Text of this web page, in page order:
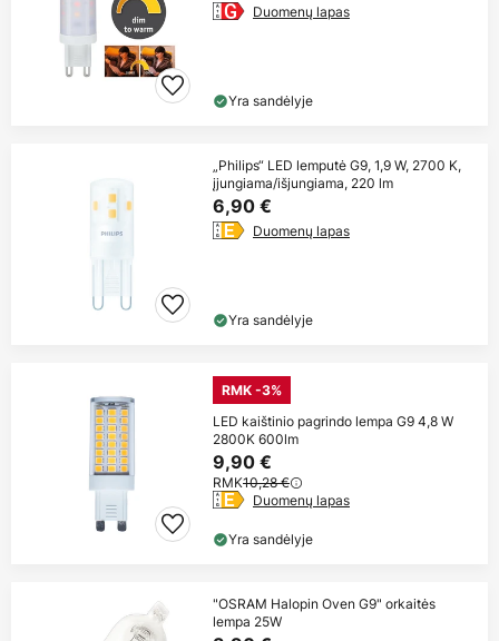
Duomenų lapas
Yra sandėlyje
„Philips“ LED lemputė G9, 1,9 W, 2700 K,
įjungiama/išjungiama, 220 lm
6,90 €
Duomenų lapas
Yra sandėlyje
RMK -3%
LED kaištinio pagrindo lempa G9 4,8 W
2800K 600lm
9,90 €
RMK10,28 €
Duomenų lapas
Yra sandėlyje
"OSRAM Halopin Oven G9" orkaitės
lempa 25W